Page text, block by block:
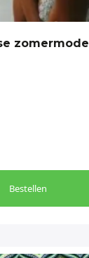
zomermode
Bestellen